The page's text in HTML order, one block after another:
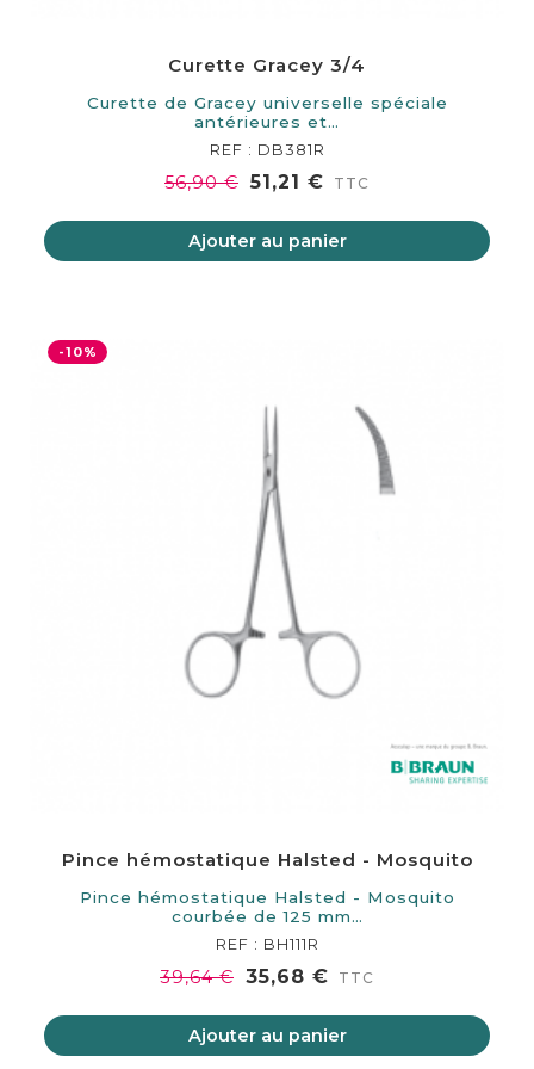
Curette Gracey 3/4
Curette de Gracey universelle spéciale
antérieures et…
REF : DB381R
56,90 € 51,21 € TTC
Ajouter au panier
-10%
Pince hémostatique Halsted - Mosquito
Pince hémostatique Halsted - Mosquito
courbée de 125 mm…
REF : BH111R
39,64 € 35,68 € TTC
Ajouter au panier